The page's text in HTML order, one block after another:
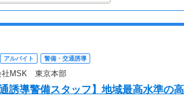
アルバイト 警備・交通誘導
社MSK 東京本部
通誘導警備スタッフ】地域最高水準